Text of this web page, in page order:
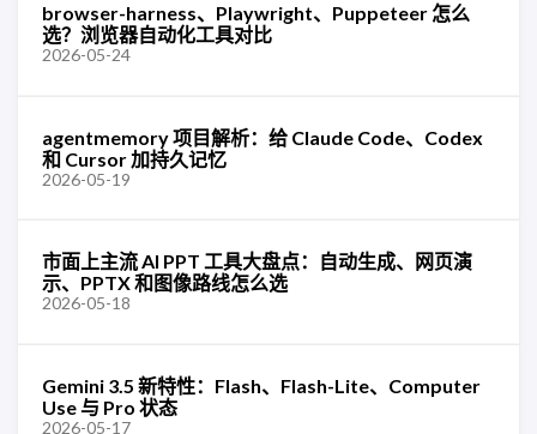
browser-harness、Playwright、Puppeteer 怎么
选？浏览器自动化工具对比
2026-05-24
agentmemory 项目解析：给 Claude Code、Codex
和 Cursor 加持久记忆
2026-05-19
市面上主流 AI PPT 工具大盘点：自动生成、网页演
示、PPTX 和图像路线怎么选
2026-05-18
Gemini 3.5 新特性：Flash、Flash-Lite、Computer
Use 与 Pro 状态
2026-05-17